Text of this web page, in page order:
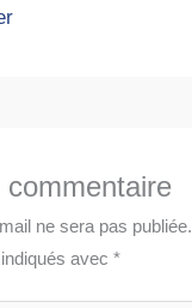
commentaire
ne sera pas publiée.
avec*